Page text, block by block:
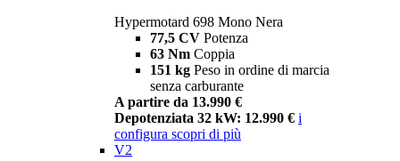
Hypermotard 698 Mono Nera
77,5 CV Potenza
63 Nm Coppia
151 kg Peso in ordine di marcia
senza carburante
A partire da 13.990 €
Depotenziata 32 kW: 12.990 € i
configura scopri di più
V2